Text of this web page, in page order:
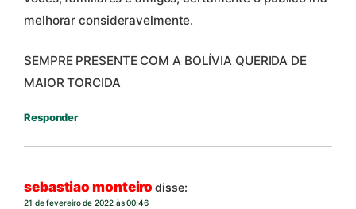
melhorar consideravelmente.
SEMPRE PRESENTE COM A BOLÍVIA QUERIDA DE
MAIOR TORCIDA
Responder
sebastiao monteiro disse:
21 de fevereiro de 2022 às 00:46